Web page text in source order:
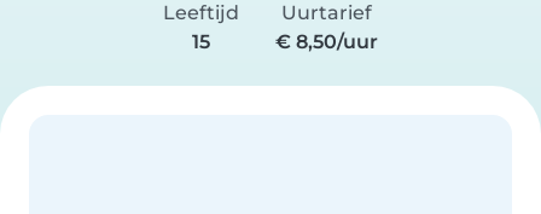
Leeftijd
15
Uurtarief
€ 8,50/uur